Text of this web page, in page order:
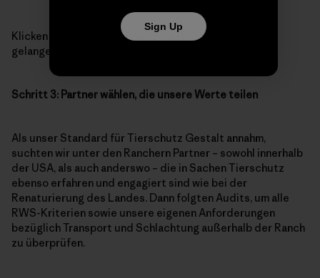
Klicken Sie
um zum Patagonia Wool-Standard zu
gelangen.
Schritt 3: Partner wählen, die unsere Werte teilen
Als unser Standard für Tierschutz Gestalt annahm,
suchten wir unter den Ranchern Partner – sowohl innerhalb
der USA, als auch anderswo – die in Sachen Tierschutz
ebenso erfahren und engagiert sind wie bei der
Renaturierung des Landes. Dann folgten Audits, um alle
RWS-Kriterien sowie unsere eigenen Anforderungen
bezüglich Transport und Schlachtung außerhalb der Ranch
zu überprüfen.
Sign Up